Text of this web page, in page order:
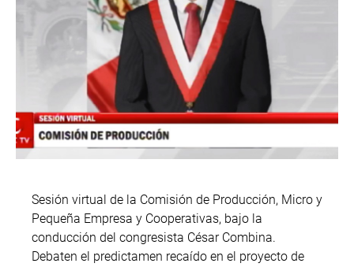
Sesión virtual de la Comisión de Producción, Micro y
Pequeña Empresa y Cooperativas, bajo la
conducción del congresista César Combina.
Debaten el predictamen recaído en el proyecto de